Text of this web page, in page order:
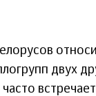
двух
часто